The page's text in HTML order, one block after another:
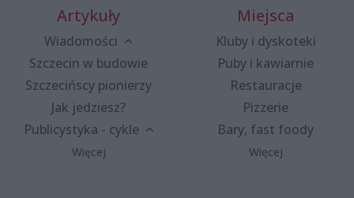
Artykuły
Wiadomości
Szczecin w budowie
Szczecińscy pionierzy
Jak jedziesz?
Publicystyka - cykle
Więcej
Miejsca
Kluby i dyskoteki
Puby i kawiarnie
Restauracje
Pizzerie
Bary, fast foody
Więcej